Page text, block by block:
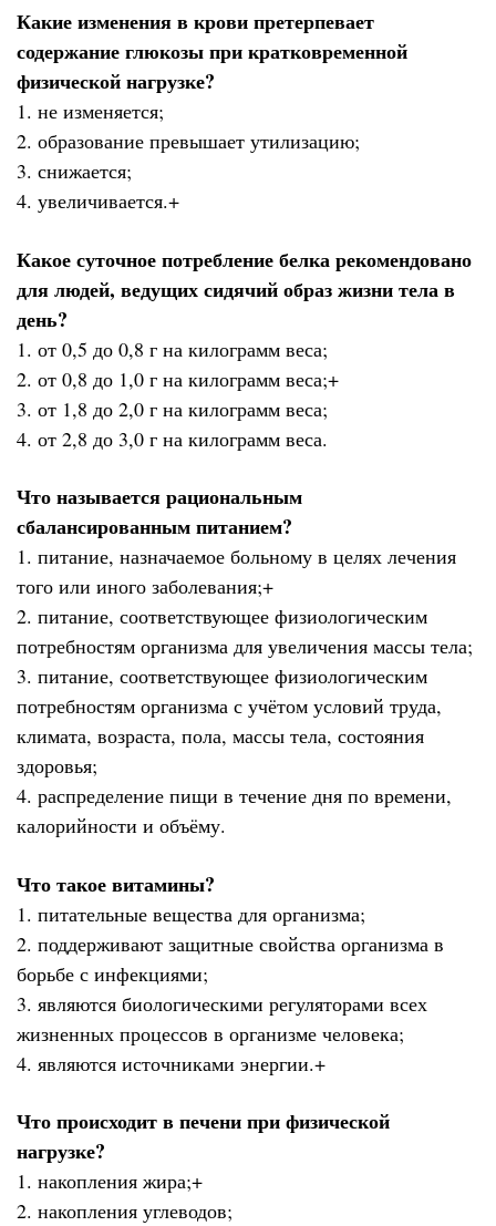
Какие изменения в крови претерпевает
содержание глюкозы при кратковременной
физической нагрузке?
1. не изменяется;
2. образование превышает утилизацию;
3. снижается;
4. увеличивается.+
Какое суточное потребление белка рекомендовано
для людей, ведущих сидячий образ жизни тела в
день?
1. от 0,5 до 0,8 г на килограмм веса;
2. от 0,8 до 1,0 г на килограмм веса;+
3. от 1,8 до 2,0 г на килограмм веса;
4. от 2,8 до 3,0 г на килограмм веса.
Что называется рациональным
сбалансированным питанием?
1. питание, назначаемое больному в целях лечения
того или иного заболевания;+
2. питание, соответствующее физиологическим
потребностям организма для увеличения массы тела;
3. питание, соответствующее физиологическим
потребностям организма с учётом условий труда,
климата, возраста, пола, массы тела, состояния
здоровья;
4. распределение пищи в течение дня по времени,
калорийности и объёму.
Что такое витамины?
1. питательные вещества для организма;
2. поддерживают защитные свойства организма в
борьбе с инфекциями;
3. являются биологическими регуляторами всех
жизненных процессов в организме человека;
4. являются источниками энергии.+
Что происходит в печени при физической
нагрузке?
1. накопления жира;+
2. накопления углеводов;